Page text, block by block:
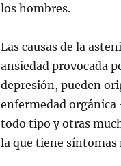
los hombres.
Las causas de la
ansiedad provocada
depresión, pueden
enfermedad orgánica
todo tipo y otras
la que tiene síntomas